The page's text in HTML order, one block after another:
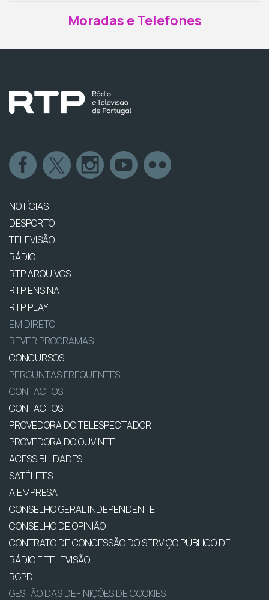
Moradas e Telefones
NOTÍCIAS
DESPORTO
TELEVISÃO
RÁDIO
RTP ARQUIVOS
RTP ENSINA
RTP PLAY
EM DIRETO
REVER PROGRAMAS
CONCURSOS
PERGUNTAS FREQUENTES
CONTACTOS
CONTACTOS
PROVEDORA DO TELESPECTADOR
PROVEDORA DO OUVINTE
ACESSIBILIDADES
SATÉLITES
A EMPRESA
CONSELHO GERAL INDEPENDENTE
CONSELHO DE OPINIÃO
CONTRATO DE CONCESSÃO DO SERVIÇO PÚBLICO DE
RÁDIO E TELEVISÃO
RGPD
GESTÃO DAS DEFINIÇÕES DE COOKIES